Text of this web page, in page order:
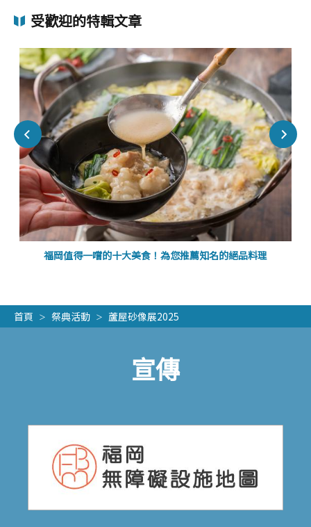
受歡迎的特輯文章
福岡值得一嚐的十大美食！為您推薦知名的絕品料理
首頁 祭典活動 蘆屋砂像展2025
宣傳